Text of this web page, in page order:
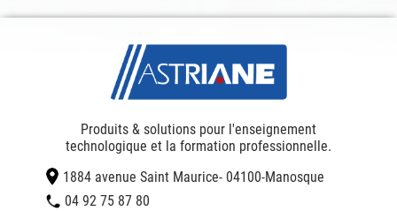
Produits & solutions pour l'enseignement
technologique et la formation professionnelle.
1884 avenue Saint Maurice- 04100-Manosque
04 92 75 87 80